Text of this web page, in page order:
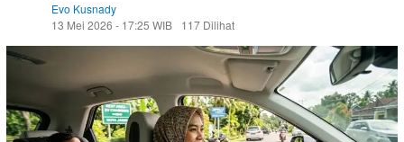
Evo Kusnady
13 Mei 2026 - 17:25 WIB
117 Dilihat